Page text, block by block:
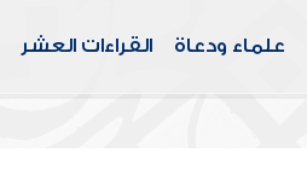
علماء ودعاة القراءات العشر